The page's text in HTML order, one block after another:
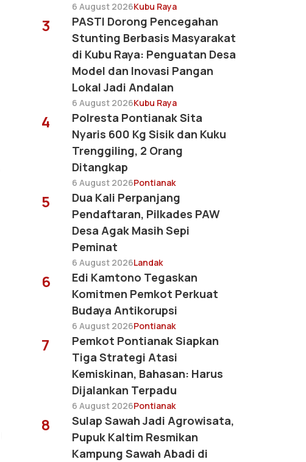
6 August 2026Kubu Raya
3
PASTI Dorong Pencegahan
Stunting Berbasis Masyarakat
di Kubu Raya: Penguatan Desa
Model dan Inovasi Pangan
Lokal Jadi Andalan
6 August 2026Kubu Raya
4
Polresta Pontianak Sita
Nyaris 600 Kg Sisik dan Kuku
Trenggiling, 2 Orang
Ditangkap
6 August 2026Pontianak
5
Dua Kali Perpanjang
Pendaftaran, Pilkades PAW
Desa Agak Masih Sepi
Peminat
6 August 2026Landak
6
Edi Kamtono Tegaskan
Komitmen Pemkot Perkuat
Budaya Antikorupsi
6 August 2026Pontianak
7
Pemkot Pontianak Siapkan
Tiga Strategi Atasi
Kemiskinan, Bahasan: Harus
Dijalankan Terpadu
6 August 2026Pontianak
8
Sulap Sawah Jadi Agrowisata,
Pupuk Kaltim Resmikan
Kampung Sawah Abadi di